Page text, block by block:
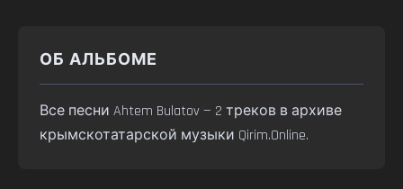
ОБ АЛЬБОМЕ
Все песни Ahtem Bulatov — 2 треков в архиве
крымскотатарской музыки Qirim.Online.